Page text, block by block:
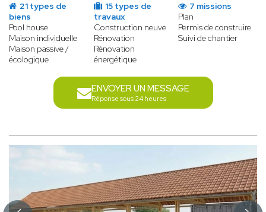
21 types de
biens
Pool house
Maison individuelle
Maison passive /
écologique
15 types de
travaux
Construction neuve
Rénovation
Rénovation
énergétique
7 missions
Plan
Permis de construire
Suivi de chantier
ENVOYER UN MESSAGE
Réponse sous 24 heures